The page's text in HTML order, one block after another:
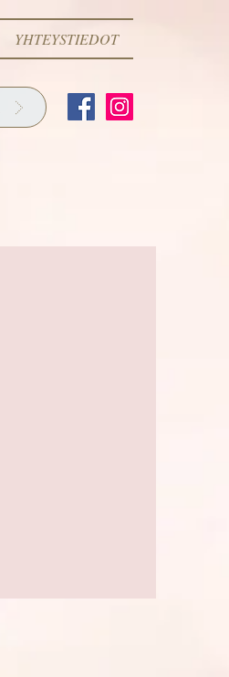
YHTEYSTIEDOT